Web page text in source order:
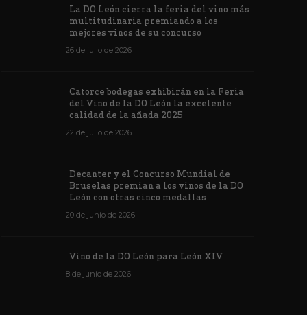
de la DO León para León XIV
1176
La DO León cierra la feria del vino más
multitudinaria premiando a los
mejores vinos de su concurso
26 de julio de 2026
Catorce bodegas exhibirán en la Feria
del Vino de la DO León la excelente
calidad de la añada 2025
22 de julio de 2026
Decanter y el Concurso Mundial de
Bruselas premian a los vinos de la DO
León con otras cinco medallas
20 de junio de 2026
Vino de la DO León para León XIV
8 de junio de 2026